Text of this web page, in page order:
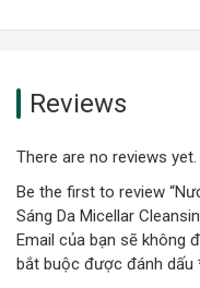
Reviews
There are no reviews yet.
Be the first to review
Sáng Da Micellar
Email của bạn sẽ không
bắt buộc được đánh dấu